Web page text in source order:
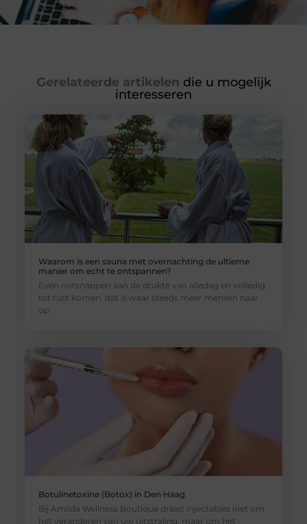
Gerelateerde artikelen die u mogelijk
interesseren
Waarom is een sauna met overnachting de ultieme
manier om echt te ontspannen?
Even ontsnappen aan de drukte van alledag en volledig
tot rust komen, dat is waar steeds meer mensen naar
op
Botulinetoxine (Botox) in Den Haag
Bij Amilda Wellness Boutique draait injectables niet om
het veranderen van uw uitstraling, maar om het